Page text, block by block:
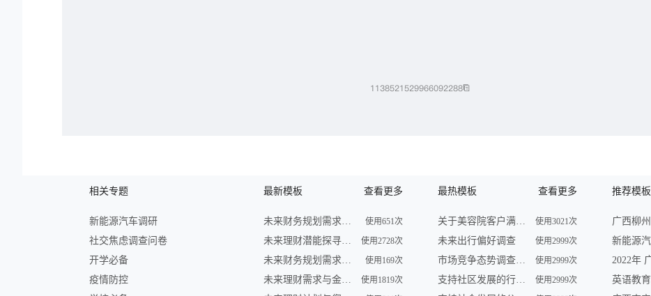
相关专题
新能源汽车调研
社交焦虑调查问卷
开学必备
疫情防控
最新模板 查看更多
未来财务规划需求调查 使用651次
未来理财潜能探寻调查 使用2728次
未来财务规划需求调查 使用169次
未来理财需求与金融形势调查 使用1819次
最热模板 查看更多
关于美容院客户满意度的问卷调查 使用3021次
未来出行偏好调查 使用2999次
市场竞争态势调查问卷 使用2999次
支持社区发展的行动调查 使用2999次
推荐模板